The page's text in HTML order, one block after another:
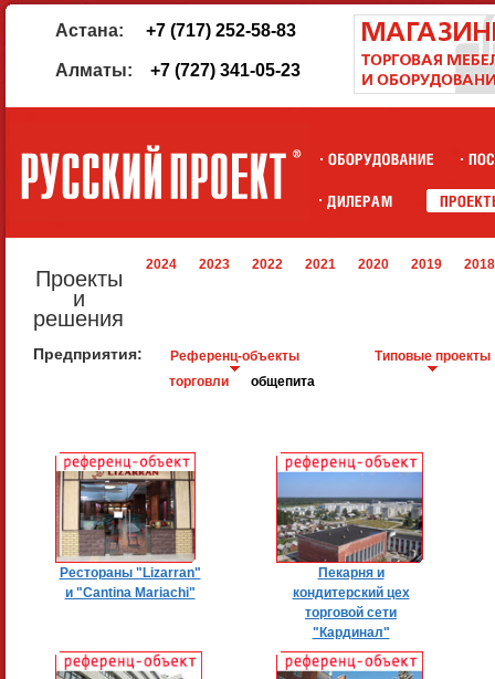
Астана: +7 (717) 252-58-83
Алматы: +7 (727) 341-05-23
Проекты
и
решения
2024 2023 2022 2021 2020 2019 2018
Предприятия:
Референц-объекты
торговли
общепита
Типовые проекты
Рестораны "Lizarran"
и "Cantina Mariachi"
Пекарня и
кондитерский цех
торговой сети
"Кардинал"